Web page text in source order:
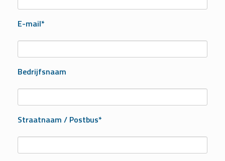
E-mail*
Bedrijfsnaam
Straatnaam / Postbus*